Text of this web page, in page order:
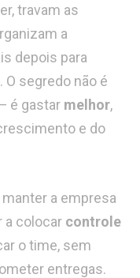
travam as
a
depois para
segredo não é
é gastar melhor,
e do
a empresa
a colocar controle
o time, sem
entregas.